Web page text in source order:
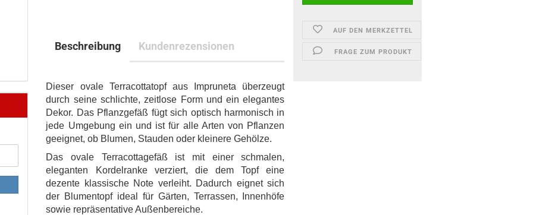
AUF DEN MERKZETTEL
FRAGE ZUM PRODUKT
Beschreibung Kundenrezensionen
Dieser ovale Terracottatopf aus Impruneta überzeugt
durch seine schlichte, zeitlose Form und ein elegantes
Dekor. Das Pflanzgefäß fügt sich optisch harmonisch in
jede Umgebung ein und ist für alle Arten von Pflanzen
geeignet, ob Blumen, Stauden oder kleinere Gehölze.
Das ovale Terracottagefäß ist mit einer schmalen,
eleganten Kordelranke verziert, die dem Topf eine
dezente klassische Note verleiht. Dadurch eignet sich
der Blumentopf ideal für Gärten, Terrassen, Innenhöfe
sowie repräsentative Außenbereiche.